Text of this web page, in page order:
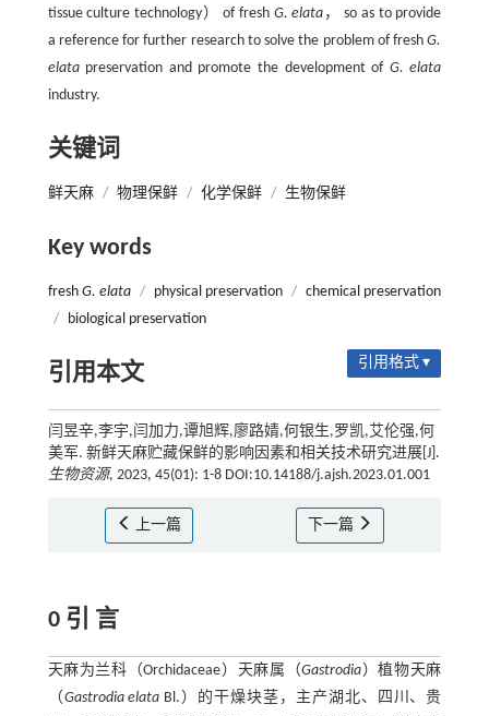
tissue culture technology） of fresh G. elata ， so as to provide
a reference for further research to solve the problem of freshG.
elatapreservation and promote the development of G. elata
industry.
关键词
鲜天麻 / 物理保鲜 / 化学保鲜 / 生物保鲜
Key words
fresh G. elata / physical preservation / chemical preservation
/
biological preservation
引用本文 引用格式 ▾
闫昱辛,李宇,闫加力,谭旭辉,廖路婧,何银生,罗凯,艾伦强,何
美军. 新鲜天麻贮藏保鲜的影响因素和相关技术研究进展[J].
生物资源, 2023, 45(01): 1-8 DOI:10.14188/j.ajsh.2023.01.001
上一篇 下一篇
0 引 言
天麻为兰科（Orchidaceae）天麻属（Gastrodia）植物天麻
（Gastrodia elata Bl.）的干燥块茎，主产湖北、四川、贵